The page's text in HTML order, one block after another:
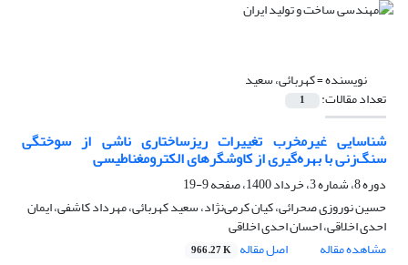
نویسنده =کهربائی، سعید
تعداد مقالات: 1
شناسایی غیرمخرب تغییرات ریزساختاری ناشی از سوختگی
سنگ‌زنی با بهره‌گیری از کاوشگر‌های الکترومغناطیسی
دوره 8، شماره 3، خرداد 1400، صفحه
9-19
حسین نوروزی صحرائی، کیان کرمی‌نژاد، سعید کهربائی، مهرداد کاشفی، ایمان
احدی اخلاقی، احسان احدی اخلاقی
مشاهده مقاله
اصل مقاله 966.27 K